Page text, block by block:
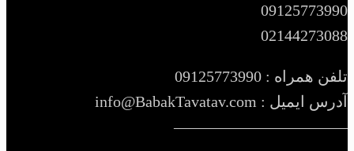
09125773990
02144273088
تلفن همراه : 09125773990
آدرس ایمیل : info@BabakTavatav.com
———————————